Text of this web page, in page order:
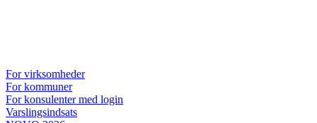
For virksomheder
For kommuner
For konsulenter med login
Varslingsindsats